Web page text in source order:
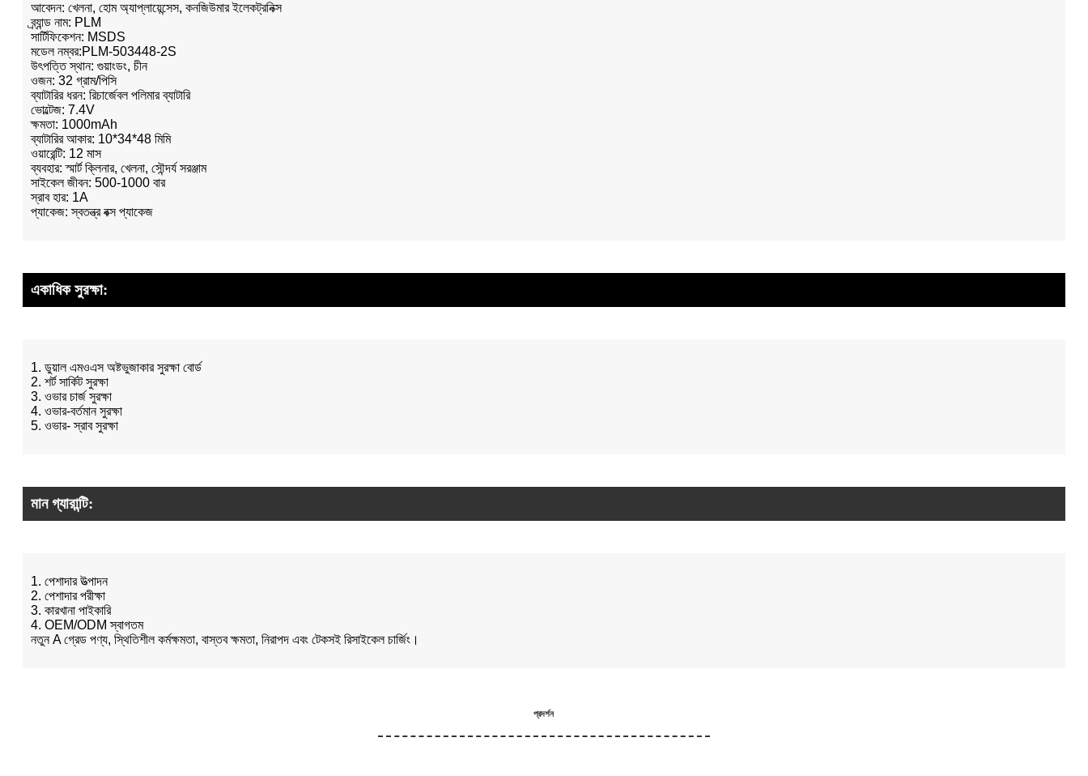
আবেদন: খেলনা, হোম অ্যাপ্লায়েন্সেস, কনজিউমার ইলেকট্রনিক্স
ব্র্যান্ড নাম: PLM
সার্টিফিকেশন: MSDS
মডেল নম্বর:PLM-503448-2S
উৎপত্তি স্থান: গুয়াংডং, চীন
ওজন: 32 গ্রাম/পিসি
ব্যাটারির ধরন: রিচার্জেবল পলিমার ব্যাটারি
ভোল্টেজ: 7.4V
ক্ষমতা: 1000mAh
ব্যাটারির আকার: 10*34*48 মিমি
ওয়ারেন্টি: 12 মাস
ব্যবহার: স্মার্ট ক্লিনার, খেলনা, সৌন্দর্য সরঞ্জাম
সাইকেল জীবন: 500-1000 বার
স্রাব হার: 1A
প্যাকেজ: স্বতন্ত্র বক্স প্যাকেজ
একাধিক সুরক্ষা:
1. ডুয়াল এমওএস অষ্টভুজাকার সুরক্ষা বোর্ড
2. শর্ট সার্কিট সুরক্ষা
3. ওভার চার্জ সুরক্ষা
4. ওভার-বর্তমান সুরক্ষা
5. ওভার- স্রাব সুরক্ষা
মান গ্যারান্টি:
1. পেশাদার উত্পাদন
2. পেশাদার পরীক্ষা
3. কারখানা পাইকারি
4. OEM/ODM স্বাগতম
নতুন A গ্রেড পণ্য, স্থিতিশীল কর্মক্ষমতা, বাস্তব ক্ষমতা, নিরাপদ এবং টেকসই রিসাইকেল চার্জিং।
প্রদর্শন